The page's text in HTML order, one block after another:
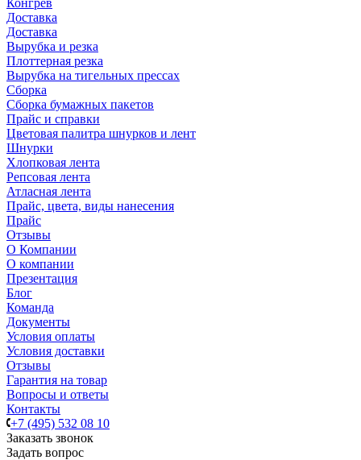
Конгрев
Доставка
Доставка
Вырубка и резка
Плоттерная резка
Вырубка на тигельных прессах
Сборка
Сборка бумажных пакетов
Прайс и справки
Цветовая палитра шнурков и лент
Шнурки
Хлопковая лента
Репсовая лента
Атласная лента
Прайс, цвета, виды нанесения
Прайс
Отзывы
О Компании
О компании
Презентация
Блог
Команда
Документы
Условия оплаты
Условия доставки
Отзывы
Гарантия на товар
Вопросы и ответы
Контакты
+7 (495) 532 08 10
Заказать звонок
Задать вопрос